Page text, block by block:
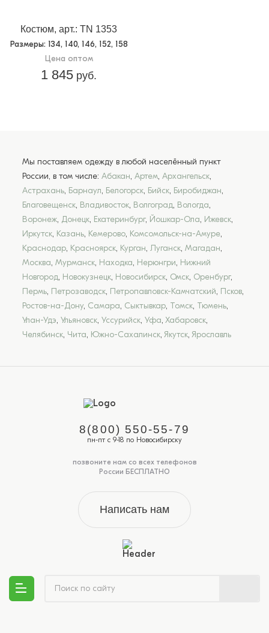
Костюм, арт.: TN 1353
Размеры: 134, 140, 146, 152, 158
Цена оптом
1 845 руб.
Мы поставляем одежду в любой населённый пункт
России, в том числе: Абакан, Артем, Архангельск,
Астрахань, Барнаул, Белогорск, Бийск, Биробиджан,
Благовещенск, Владивосток, Волгоград, Вологда,
Воронеж, Донецк, Екатеринбург, Йошкар-Ола, Ижевск,
Иркутск, Казань, Кемерово, Комсомольск-на-Амуре,
Краснодар, Красноярск, Курган, Луганск, Магадан,
Москва, Мурманск, Находка, Нерюнгри, Нижний
Новгород, Новокузнецк, Новосибирск, Омск, Оренбург,
Пермь, Петрозаводск, Петропавловск-Камчатский, Псков,
Ростов-на-Дону, Самара, Сыктывкар, Томск, Тюмень,
Улан-Удэ, Ульяновск, Уссурийск, Уфа, Хабаровск,
Челябинск, Чита, Южно-Сахалинск, Якутск, Ярославль
8(800) 550-55-79
пн-пт с 9-18 по Новосибирску
позвоните нам со всех телефонов
России БЕСПЛАТНО
Написать нам